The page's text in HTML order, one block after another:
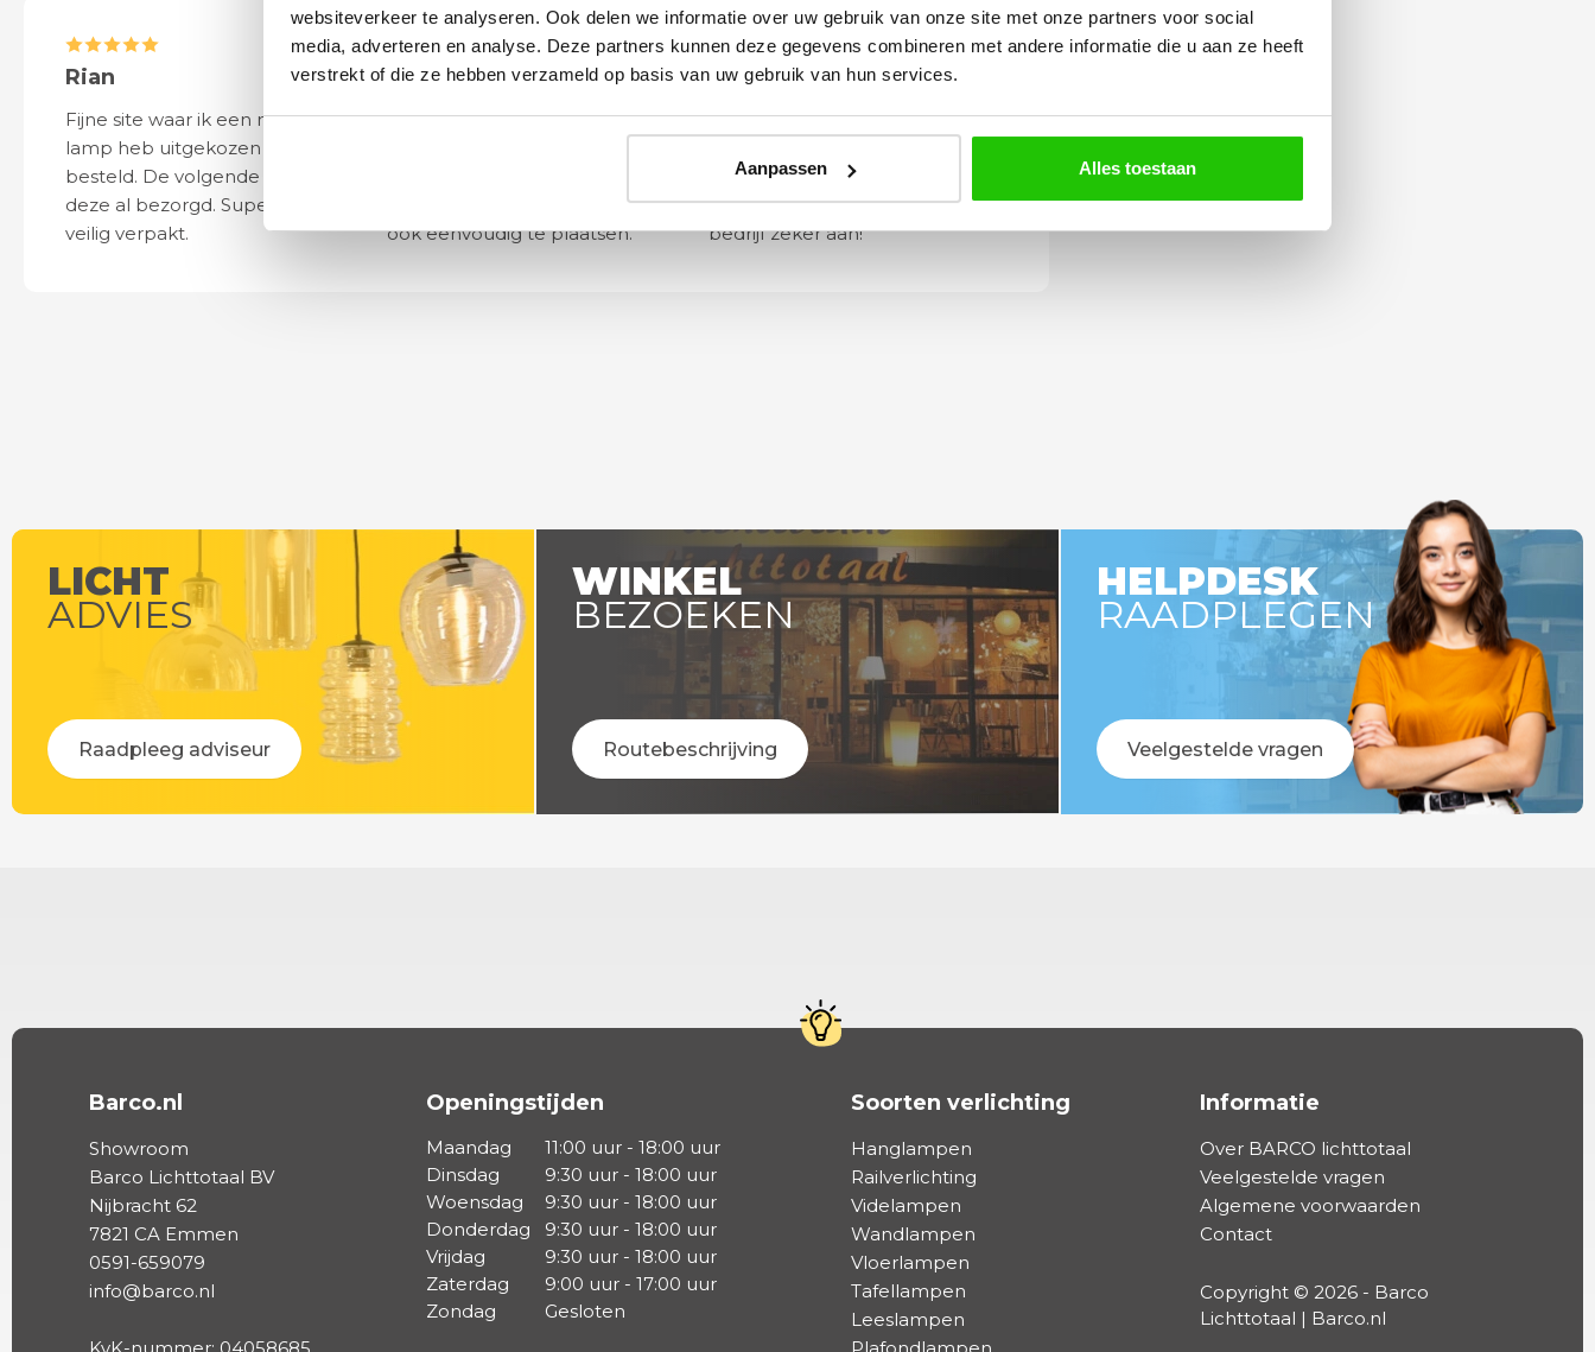
websiteverkeer te analyseren. Ook delen we informatie over uw gebruik van onze site met onze partners voor social
media, adverteren en analyse. Deze partners kunnen deze gegevens combineren met andere informatie die u aan ze heeft
verstrekt of die ze hebben verzameld op basis van uw gebruik van hun services.
Aanpassen Alles toestaan
Rian
Fijne site waar ik een mooie
lamp heb uitgekozen en
besteld. De volgende dag werd
deze al bezorgd. Super netjes en
veilig verpakt.
Anne
Het bestellen, betalen en
mooi en schept veel sfeer, het is
ook eenvoudig te plaatsen.
Yvonne
Wij hadden 2 lampen besteld
kappen. Dit was zeer goed
verpakt geleverd. Wij bevelen dit
bedrijf zeker aan!
LICHT
ADVIES
Raadpleeg adviseur
WINKEL
BEZOEKEN
Routebeschrijving
HELPDESK
RAADPLEGEN
Veelgestelde vragen
Barco.nl
Showroom
Barco Lichttotaal BV
Nijbracht 62
7821 CA Emmen
0591-659079
info@barco.nl
Openingstijden
Maandag
11:00 uur - 18:00 uur
Dinsdag
9:30 uur - 18:00 uur
Woensdag
9:30 uur - 18:00 uur
Donderdag
9:30 uur - 18:00 uur
Vrijdag
9:30 uur - 18:00 uur
Zaterdag
9:00 uur - 17:00 uur
Zondag
Gesloten
Soorten verlichting
Hanglampen
Railverlichting
Videlampen
Wandlampen
Vloerlampen
Tafellampen
Leeslampen
Informatie
Over BARCO lichttotaal
Veelgestelde vragen
Algemene voorwaarden
Contact
Copyright © 2026 - Barco
Lichttotaal | Barco.nl